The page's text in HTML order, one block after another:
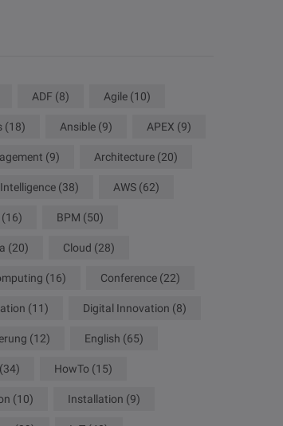
ADF (8) Agile (10)
(18) Ansible (9) APEX (9)
(9) Architecture (20)
(38) AWS (62)
(16) BPM (50)
(20) Cloud (28)
(16) Conference (22)
(11) Digital Innovation (8)
(12) English (65)
(34) HowTo (15)
(10) Installation (9)